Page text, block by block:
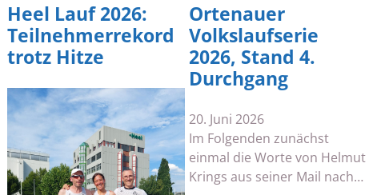
Heel Lauf 2026:
Teilnehmerrekord
trotz Hitze
Ortenauer
Volkslaufserie
2026, Stand 4.
Durchgang
20. Juni 2026
Im Folgenden zunächst
einmal die Worte von Helmut
Krings aus seiner Mail nach…